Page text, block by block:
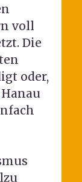
voll
Die
oder,